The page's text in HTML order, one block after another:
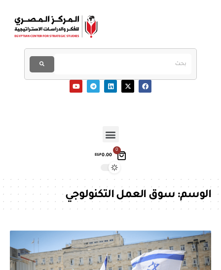
0
EGP0.00
الوسم:سوق العمل التكنولوجي